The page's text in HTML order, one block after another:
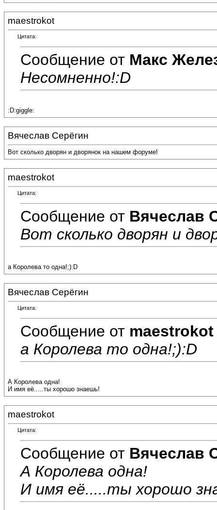
maestrokot
Цитата:
Сообщение от Макс
Несомненно!:D
:D:giggle:
Вячеслав Серёгин
Вот сколько дворян и дворянок на нашем форуме!
maestrokot
Цитата:
Сообщение от Вячеслав
Вот сколько дворян и
а Королева то одна!;):D
Вячеслав Серёгин
Цитата:
Сообщение от maestrokot
а Королева то одна!;):D
А Королева одна!
И имя её.....ты хорошо знаешь!
maestrokot
Цитата:
Сообщение от Вячеслав
А Королева одна!
И имя её.....ты хорошо